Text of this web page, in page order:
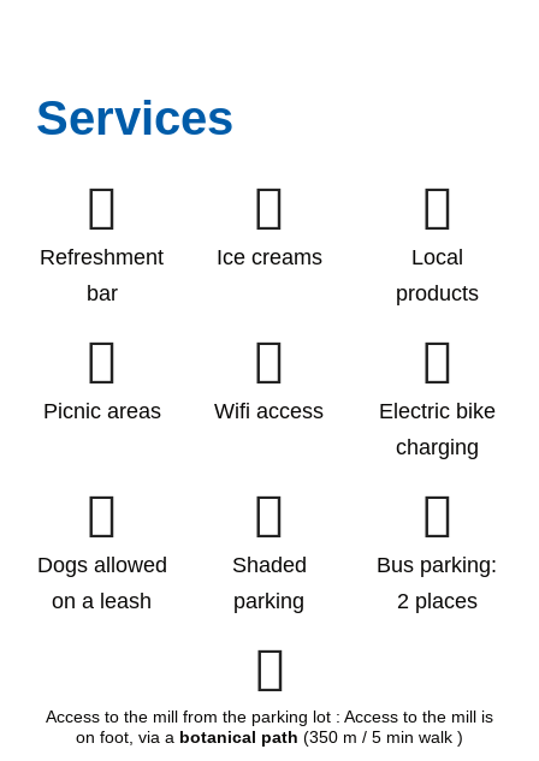
Services
Refreshment
bar
Ice creams
Local
products
Picnic areas Wifi access
Electric bike
charging
Dogs allowed
on a leash
Shaded
parking
Bus parking:
2 places
Access to the mill from the parking lot : Access to the mill is
on foot, via a botanical path (350 m / 5 min walk )